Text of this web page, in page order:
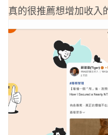
真的很推薦想增加收入